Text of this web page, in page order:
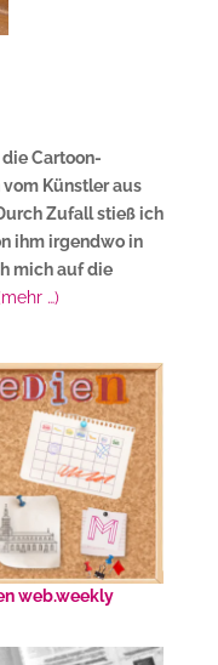
Cartoon-
Künstler aus
Zufall stieß ich
ihm irgendwo in
mich auf die
…)
web.weekly